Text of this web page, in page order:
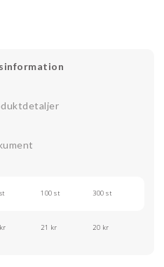
100 st 300 st
21 kr 20 kr